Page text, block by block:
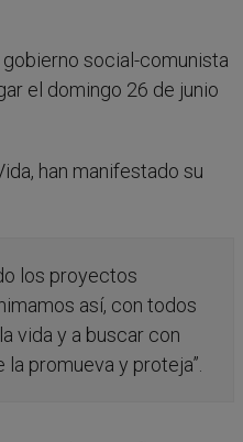
social-comunista
el domingo 26 de junio
han manifestado su
los proyectos
así, con todos
vida y a buscar con
promueva y proteja”.